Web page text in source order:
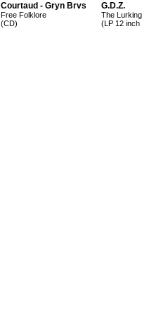
Courtaud - Gryn Brvs
Free Folklore
(CD)
G.d.z.
The
(LP 12 inch